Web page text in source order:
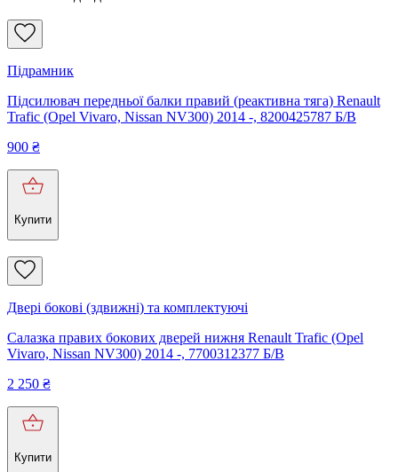
Підрамник
Підсилювач передньої балки правий (реактивна тяга) Renault
Trafic (Opel Vivaro, Nissan NV300) 2014 -, 8200425787 Б/В
900 ₴
Купити
Двері бокові (здвижні) та комплектуючі
Салазка правих бокових дверей нижня Renault Trafic (Opel
Vivaro, Nissan NV300) 2014 -, 7700312377 Б/В
2 250 ₴
Купити